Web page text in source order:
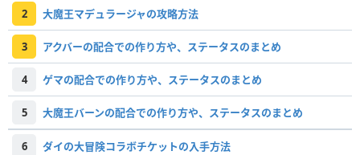
2 大魔王マデュラージャの攻略方法
3 アクバーの配合での作り方や、ステータスのまとめ
4 ゲマの配合での作り方や、ステータスのまとめ
5 大魔王バーンの配合での作り方や、ステータスのまとめ
6 ダイの大冒険コラボチケットの入手方法